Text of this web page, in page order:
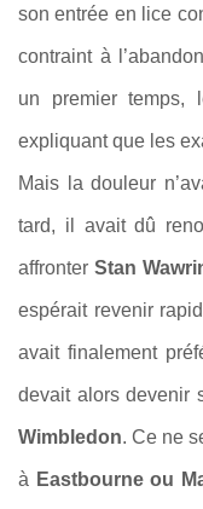
son entrée en lice
contraint à
un premier temps,
expliquant que les
Mais la douleur
tard, il avait dû
affronter Stan
espérait revenir
avait finalement
devait alors devenir
Wimbledon. Ce ne
à Eastbourne ou